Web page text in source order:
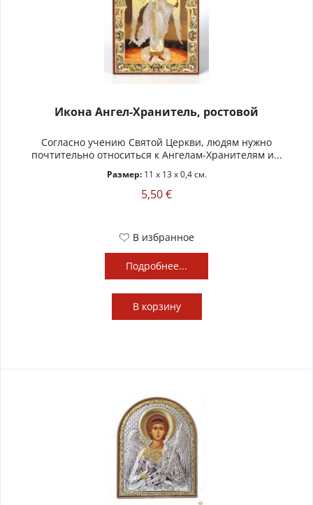
Икона Ангел-Хранитель, ростовой
Согласно учению Святой Церкви, людям нужно
почтительно относиться к Ангелам-Хранителям и...
Размер:11 x 13 x 0,4 см.
5,50 €
В избранное
Подробнее...
В корзину